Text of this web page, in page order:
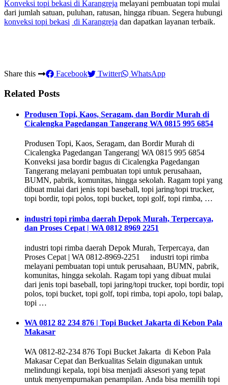
Konveksi topi bekasi di Karangreja melayani pembuatan topi mulai
dari jumlah satuan, puluhan, ratusan, hingga ribuan. Segera hubungi
konveksi topi bekasi di Karangreja dan dapatkan layanan terbaik.
Share this Facebook Twitter WhatsApp
Related Posts
Produsen Topi, Kaos, Seragam, dan Bordir Murah di
Cicalengka Pagedangan Tangerang WA 0815 995 6854
Produsen Topi, Kaos, Seragam, dan Bordir Murah di
Cicalengka Pagedangan Tangerang| WA 0815 995 6854
Konveksi jasa bordir bagus di Cicalengka Pagedangan
Tangerang melayani pembuatan topi untuk perusahaan,
BUMN, pabrik, komunitas, hingga sekolah. Ragam topi yang
dibuat mulai dari jenis topi baseball, topi jaring/topi trucker,
topi bordir, topi polos, topi bucket, topi golf, topi rimba, …
industri topi rimba daerah Depok Murah, Terpercaya,
dan Proses Cepat | WA 0812 8969 2251
industri topi rimba daerah Depok Murah, Terpercaya, dan
Proses Cepat | WA 0812-8969-2251 industri topi rimba
melayani pembuatan topi untuk perusahaan, BUMN, pabrik,
komunitas, hingga sekolah. Ragam topi yang dibuat mulai
dari jenis topi baseball, topi jaring/topi trucker, topi bordir, topi
polos, topi bucket, topi golf, topi rimba, topi apolo, topi balap,
topi …
WA 0812 82 234 876 | Topi Bucket Jakarta di Kebon Pala
Makasar
WA 0812-82-234 876 Topi Bucket Jakarta di Kebon Pala
Makasar Cepat dan Berkualitas Selain digunakan untuk
melindungi kepala, topi bisa menjadi aksesori yang tepat
untuk menyempurnakan penampilan. Anda bisa memilih topi